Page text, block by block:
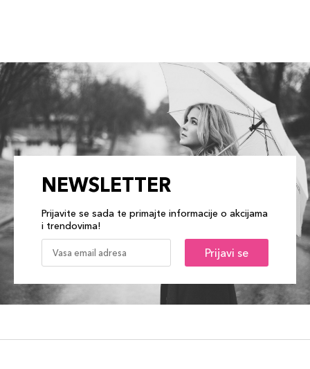
NEWSLETTER
Prijavite se sada te primajte informacije o akcijama
i trendovima!
Prijavi se